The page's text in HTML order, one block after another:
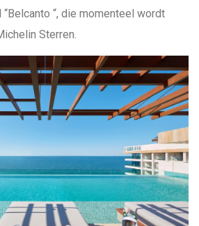
“, die momenteel wordt
Sterren.